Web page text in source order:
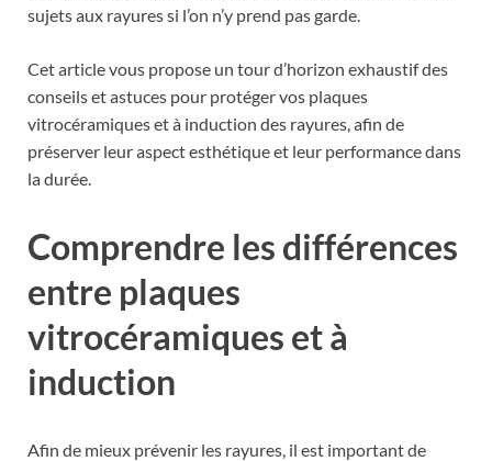
sujets aux rayures si l’on n’y prend pas garde.
Cet article vous propose un tour d’horizon exhaustif des
conseils et astuces pour protéger vos plaques
vitrocéramiques et à induction des rayures, afin de
préserver leur aspect esthétique et leur performance dans
la durée.
Comprendre les différences
entre plaques
vitrocéramiques et à
induction
Afin de mieux prévenir les rayures, il est important de